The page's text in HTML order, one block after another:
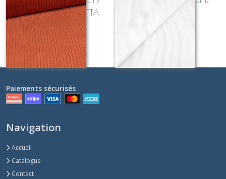
BRIQUE / TERRACOTTA
Sur demande Sur demande
Paiements sécurisés
Navigation
Accueil
Catalogue
Contact